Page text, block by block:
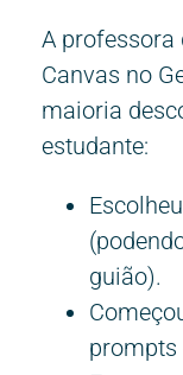
A professora
Canvas no
maioria
estudante:
guião).
prompts